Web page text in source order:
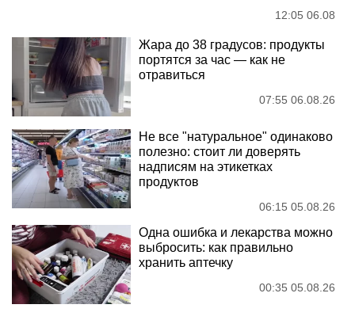
12:05 06.08
Жара до 38 градусов: продукты
портятся за час — как не
отравиться
07:55 06.08.26
Не все "натуральное" одинаково
полезно: стоит ли доверять
надписям на этикетках
продуктов
06:15 05.08.26
Одна ошибка и лекарства можно
выбросить: как правильно
хранить аптечку
00:35 05.08.26